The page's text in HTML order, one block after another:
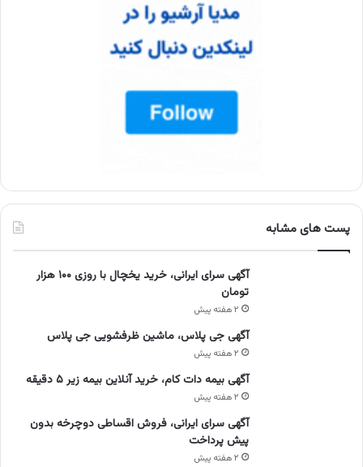
پست های مشابه
آگهی سرای ایرانی، خرید یخچال با روزی ۱۰۰ هزار
تومان
۲ هفته پیش
آگهی جی پلاس، ماشین ظرفشویی جی پلاس
۲ هفته پیش
آگهی بیمه دات کام، خرید آنلاین بیمه زیر ۵ دقیقه
۲ هفته پیش
آگهی سرای ایرانی، فروش اقساطی دوچرخه بدون
پیش پرداخت
۲ هفته پیش